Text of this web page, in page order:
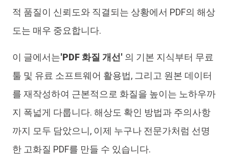
적 품질이 신뢰도와 직결되는 상황에서 PDF의 해상
도는 매우 중요합니다.
이 글에서는'PDF 화질 개선' 의 기본 지식부터 무료
툴 및 유료 소프트웨어 활용법, 그리고 원본 데이터
를 재작성하여 근본적으로 화질을 높이는 노하우까
지 폭넓게 다룹니다. 해상도 확인 방법과 주의사항
까지 모두 담았으니, 이제 누구나 전문가처럼 선명
한 고화질 PDF를 만들 수 있습니다.